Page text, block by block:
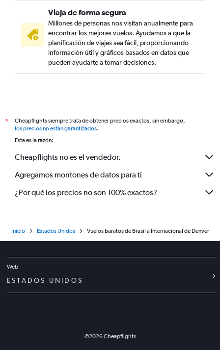
Viaja de forma segura
Millones de personas nos visitan anualmente para
encontrar los mejores vuelos. Ayudamos a que la
planificación de viajes sea fácil, proporcionando
información útil y gráficos basados en datos que
pueden ayudarte a tomar decisiones.
*
Cheapflights siempre trata de obtener precios exactos, sin embargo,
los precios no están garantizados.
Esta es la razón:
Cheapflights no es el vendedor.
Agregamos montones de datos para ti
¿Por qué los precios no son 100% exactos?
Inicio Estados Unidos Vuelos baratos de Brasil a Internacional de Denver
Web
ESTADOS UNIDOS
©2026Cheapflights